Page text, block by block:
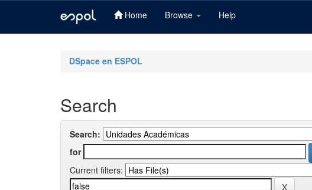
Home Browse Help
DSpace en ESPOL
Search
Search:
for
Current filters: